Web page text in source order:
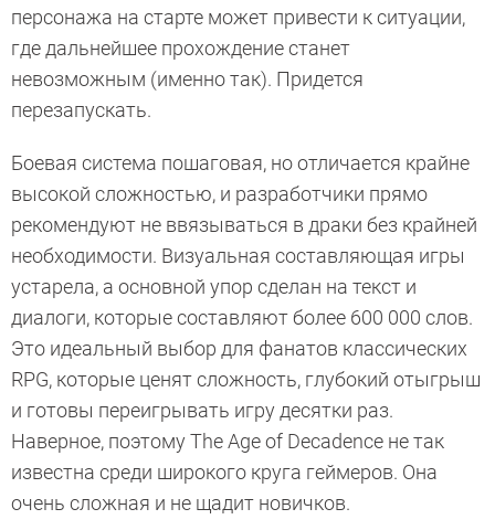
персонажа на старте может привести к ситуации,
где дальнейшее прохождение станет
невозможным (именно так). Придется
перезапускать.
Боевая система пошаговая, но отличается крайне
высокой сложностью, и разработчики прямо
рекомендуют не ввязываться в драки без крайней
необходимости. Визуальная составляющая игры
устарела, а основной упор сделан на текст и
диалоги, которые составляют более 600 000 слов.
Это идеальный выбор для фанатов классических
RPG, которые ценят сложность, глубокий отыгрыш
и готовы переигрывать игру десятки раз.
Наверное, поэтому The Age of Decadence не так
известна среди широкого круга геймеров. Она
очень сложная и не щадит новичков.